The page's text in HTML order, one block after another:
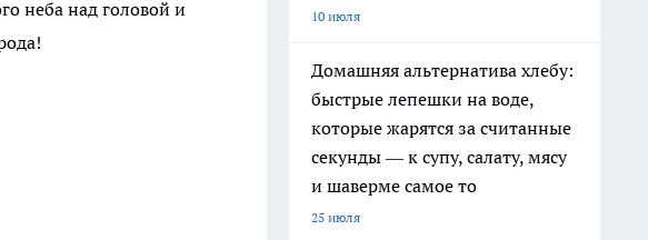
неба над головой и
10 июля
Домашняя альтернатива хлебу:
быстрые лепешки на воде,
которые жарятся за считанные
секунды — к супу, салату, мясу
и шаверме самое то
25 июля